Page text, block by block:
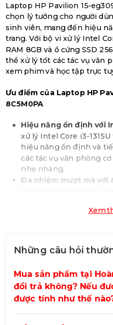
Laptop HP Pavilion 15-
chọn lý tưởng cho người
sinh viên, mang đến hiệu
trang. Với bộ vi xử lý Intel
RAM 8GB và ổ cứng SSD
thể xử lý tốt các tác vụ văn
xem phim và học tập trực
Ưu điểm của Laptop HP
8C5M0PA
Hiệu năng ổn định với
xử lý Intel Core i3-
hiệu năng ổn định và
các tác vụ văn phòng
nhẹ nhàng.
Đa nhiệm mượt mà với
và học tập hiệu quả.
truy cập dữ liệu nhanh
không gian lưu trữ đủ
và video quan trọng.
Màn hình 15.6 inch
inch với độ phân giải
hình ảnh sắc nét, màu
Thiết kế thời trang,
Xem
Những câu hỏi
Mua sản phẩm tại
đổi trả không? Nếu
được tính như thế